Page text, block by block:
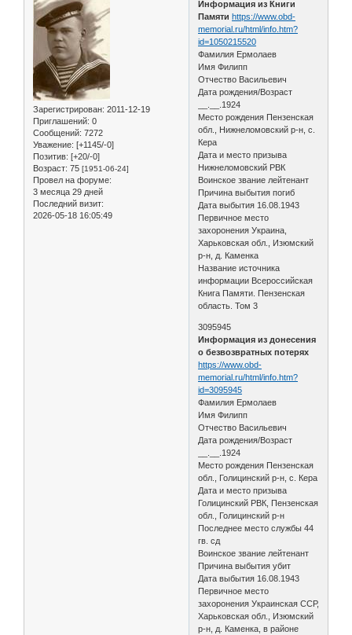
Зарегистрирован: 2011-12-19
Приглашений: 0
Сообщений: 7272
Уважение: [+1145/-0]
Позитив: [+20/-0]
Возраст: 75 [1951-06-24]
Провел на форуме:
3 месяца 29 дней
Последний визит:
2026-05-18 16:05:49
Информация из Книги
Памяти https://www.obd-
memorial.ru/html/info.htm?
id=1050215520
Фамилия Ермолаев
Имя Филипп
Отчество Васильевич
Дата рождения/Возраст
__.__.1924
Место рождения Пензенская
обл., Нижнеломовский р-н, с.
Кера
Дата и место призыва
Нижнеломовский РВК
Воинское звание лейтенант
Причина выбытия погиб
Дата выбытия 16.08.1943
Первичное место
захоронения Украина,
Харьковская обл., Изюмский
р-н, д. Каменка
Название источника
информации Всероссийская
Книга Памяти. Пензенская
область. Том 3
3095945
Информация из донесения
о безвозвратных потерях
https://www.obd-
memorial.ru/html/info.htm?
id=3095945
Фамилия Ермолаев
Имя Филипп
Отчество Васильевич
Дата рождения/Возраст
__.__.1924
Место рождения Пензенская
обл., Голицинский р-н, с. Кера
Дата и место призыва
Голицинский РВК, Пензенская
обл., Голицинский р-н
Последнее место службы 44
гв. сд
Воинское звание лейтенант
Причина выбытия убит
Дата выбытия 16.08.1943
Первичное место
захоронения Украинская ССР,
Харьковская обл., Изюмский
р-н, д. Каменка, в районе